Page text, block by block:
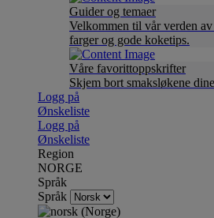
Guider og temaer
Velkommen til vår verden
farger og gode koketips.
Våre favorittoppskrifter
Skjem bort smaksløkene
Logg på
Ønskeliste
Logg på
Ønskeliste
Region
NORGE
Språk
Språk